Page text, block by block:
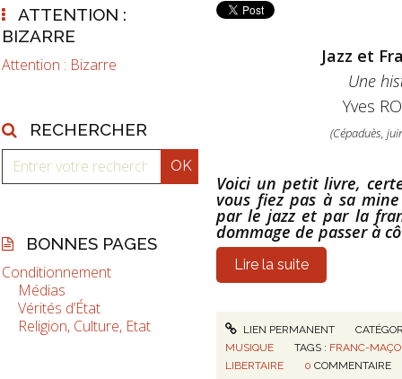
ATTENTION :
BIZARRE
Attention : Bizarre
RECHERCHER
BONNES PAGES
Conditionnement
Médias
Vérités d’État
Religion, Culture, Etat
Jazz et
Une
Yves
(Cépaduès,
Voici un petit livre,
vous fiez pas à sa
par le jazz et par la
dommage de passer à
Lire la suite
LIEN PERMANENT
MUSIQUE
TAGS : FRANC-
LIBERTAIRE
0 COMMENTAIRE